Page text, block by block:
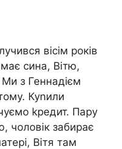
вісім років
сина, Вітю,
Ми з Геннадієм
Куnили
kредит. Пару
чоловік забирає
Вітя там